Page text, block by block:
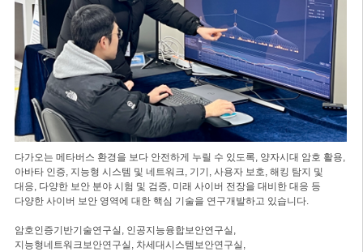
다가오는 메타버스 환경을 보다 안전하게 누릴 수 있도록, 양자시대 암호 활용,
아바타 인증, 지능형 시스템 및 네트워크, 기기, 사용자 보호, 해킹 탐지 및
대응, 다양한 보안 분야 시험 및 검증, 미래 사이버 전장을 대비한 대응 등
다양한 사이버 보안 영역에 대한 핵심 기술을 연구개발하고 있습니다.
암호인증기반기술연구실, 인공지능융합보안연구실,
지능형네트워크보안연구실, 차세대시스템보안연구실,